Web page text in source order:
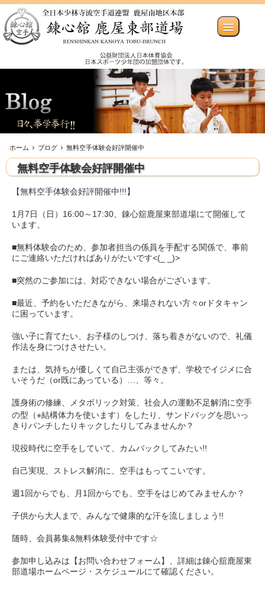
ホーム ブログ 無料空手体験会好評開催中
無料空手体験会好評開催中
【無料空手体験会好評開催中!!!】
1月7日（日）16:00～17:30、錬心舘鹿屋東部道場にて開催して
います。
■無料体験会のため、参加者担当の係員を手配する関係で、事前
にご連絡いただければありがたいです<(_ _)>
■突然のご参加には、対応できない場合がございます。
■最近、予約をいただきながら、来場されない方々orドタキャン
に困っています。
強い子に育てたい、お子様のしつけ、落ち着きがないので、礼儀
作法を身につけさせたい。
または、気持ちが優しくて自己主張ができず、学校でイジメに合
いそうだ（or既にあっている）…、等々。
護身術の修練、メタボリック対策、社会人の運動不足解消に空手
の型（※結構体力を使います）をしたり、サンドバッグを思いっ
きりパンチしたりキックしたりしてみませんか？
現役時代に空手をしていて、カムバックしてみたい!!
自己実現、ストレス解消に、空手はもってこいです。
週1回からでも、月1回からでも、空手をはじめてみませんか？
子供から大人まで、みんなで健康的な汗を流しましょう!!
随時、会員募集&無料体験受付中です☆
参加申し込みは【お問い合わせフォーム】、詳細は錬心舘鹿屋東
部道場ホームページ・スケジュールにて確認ください。